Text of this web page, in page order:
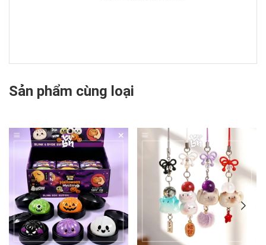
Sản phẩm cùng loại